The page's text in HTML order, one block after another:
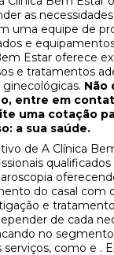
as
uma equipe de
e
Estar oferece
e tratamentos
Não
entre em
uma cotação
a sua saúde.
de A Clínica
do casal com
e
de cada
no
como e .